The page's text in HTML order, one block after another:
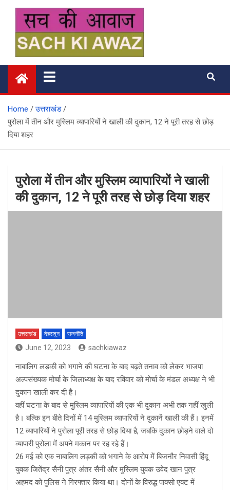
content
सच की आवाज
Home
उत्तराखंड
पुरोला में तीन और मुस्लिम व्यापारियों ने खाली की दुकान, 12 ने पूरी तरह से छोड़
दिया शहर
पुरोला में तीन और मुस्लिम व्यापारियों ने खाली
की दुकान, 12 ने पूरी तरह से छोड़ दिया शहर
उत्तराखंड देहरादून राजनीति
June 12, 2023 sachkiawaz
नाबालिग लड़की को भगाने की घटना के बाद बढ़ते तनाव को लेकर भाजपा
अल्पसंख्यक मोर्चा के जिलाध्यक्ष के बाद रविवार को मोर्चा के मंडल अध्यक्ष ने भी
दुकान खाली कर दी है।
वहीं घटना के बाद से मुस्लिम व्यापारियों की एक भी दुकान अभी तक नहीं खुली
है। बल्कि इन बीते दिनों में 14 मुस्लिम व्यापारियों ने दुकानें खाली की हैं। इनमें
12 व्यापारियों ने पुरोला पूरी तरह से छोड़ दिया है, जबकि दुकान छोड़ने वाले दो
व्यापारी पुरोला में अपने मकान पर रह रहे हैं।
26 मई को एक नाबालिग लड़की को भगाने के आरोप में बिजनौर निवासी हिंदू
युवक जितेंद्र सैनी पुत्र अंतर सैनी और मुस्लिम युवक उवेद खान पुत्र
अहमद को पुलिस ने गिरफ्तार किया था। दोनों के विरुद्ध पाक्सो एक्ट में